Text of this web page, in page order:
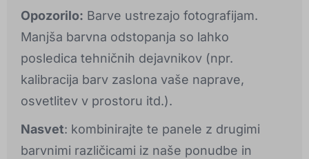
Opozorilo: Barve ustrezajo fotografijam.
Manjša barvna odstopanja so lahko
posledica tehničnih dejavnikov (npr.
kalibracija barv zaslona vaše naprave,
osvetlitev v prostoru itd.).
Nasvet: kombinirajte te panele z drugimi
barvnimi različicami iz naše ponudbe in